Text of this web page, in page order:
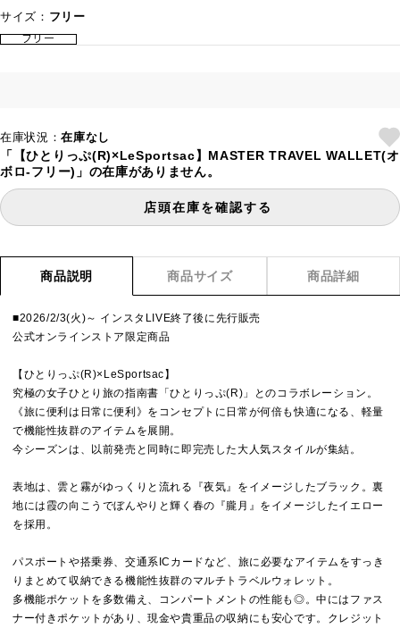
サイズ： フリー
フリー
在庫状況：在庫なし
「【ひとりっぷ(R)×LeSportsac】MASTER TRAVEL WALLET(オ
ボロ-フリー)」の在庫がありません。
店頭在庫を確認する
商品説明 商品サイズ 商品詳細
■2026/2/3(火)～ インスタLIVE終了後に先行販売
公式オンラインストア限定商品
【ひとりっぷ(R)×LeSportsac】
究極の女子ひとり旅の指南書「ひとりっぷ(R)」とのコラボレーション。
《旅に便利は日常に便利》をコンセプトに日常が何倍も快適になる、軽量
で機能性抜群のアイテムを展開。
今シーズンは、以前発売と同時に即完売した大人気スタイルが集結。
表地は、雲と霧がゆっくりと流れる『夜気』をイメージしたブラック。裏
地には霞の向こうでぼんやりと輝く春の『朧月』をイメージしたイエロー
を採用。
パスポートや搭乗券、交通系ICカードなど、旅に必要なアイテムをすっき
りまとめて収納できる機能性抜群のマルチトラベルウォレット。
多機能ポケットを多数備え、コンパートメントの性能も◎。中にはファス
ナー付きポケットがあり、現金や貴重品の収納にも安心です。クレジット